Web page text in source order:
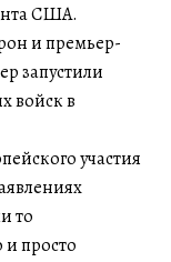
США.
и премьер-
запустили
войск в
участия
то
и просто